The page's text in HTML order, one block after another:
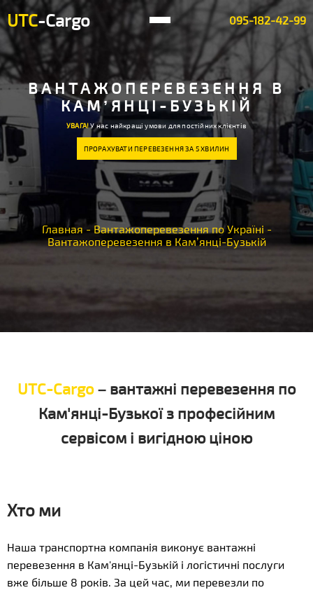
UTC-Cargo 095-182-42-99
ВАНТАЖОПЕРЕВЕЗЕННЯ В
КАМ’ЯНЦІ-БУЗЬКІЙ
УВАГА!У нас найкращі умови для постійних клієнтів
ПРОРАХУВАТИ ПЕРЕВЕЗЕННЯ ЗА 5 ХВИЛИН
Главная - Вантажоперевезення по Україні -
Вантажоперевезення в Кам’янці-Бузькій
UTC-Cargo– вантажні перевезення по
Кам'янці-Бузької з професійним
сервісом і вигідною ціною
Хто ми
Наша транспортна компанія виконує вантажні
перевезення в Кам'янці-Бузькій і логістичні послуги
вже більше 8 років. За цей час, ми перевезли по